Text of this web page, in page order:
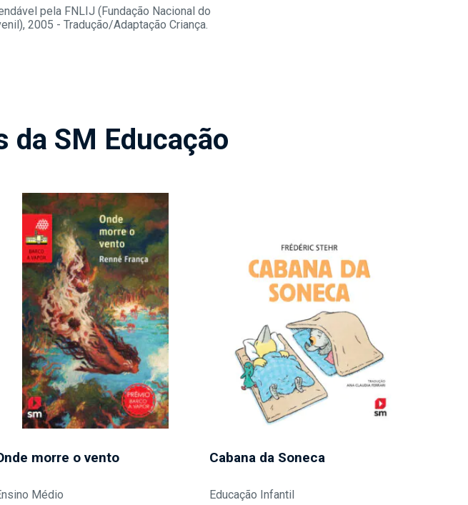
pela FNLIJ (Fundação Nacional do
2005 - Tradução/Adaptação Criança.
da SM Educação
morre o vento
Médio
Cabana da Soneca
Educação Infantil